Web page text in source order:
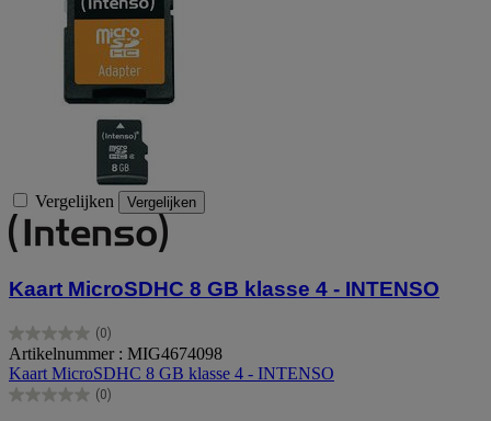
Vergelijken Vergelijken
Kaart MicroSDHC 8 GB klasse 4 - INTENSO
(0)
0.0
van
de
5
Artikelnummer : MIG4674098
Kaart MicroSDHC 8 GB klasse 4 - INTENSO
(0)
0.0